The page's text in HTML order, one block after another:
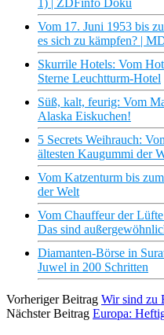
1) | ZDFinfo Doku
Vom 17. Juni 1953 bis
es sich zu kämpfen? |
Skurrile Hotels: Vom
Sterne Leuchtturm-Hotel
Süß, kalt, feurig: Vom
Alaska Eiskuchen!
5 Secrets Weihrauch:
ältesten Kaugummi der
Vom Katzenturm bis
der Welt
Vom Chauffeur der
Das sind
Diamanten-Börse in
Juwel in 200 Schritten
Vorheriger Beitrag Wir sind zu
Nächster Beitrag Europa: